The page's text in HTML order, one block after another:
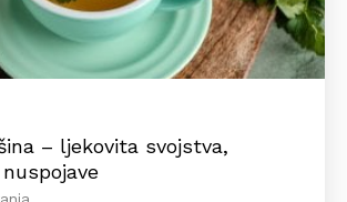
– ljekovita svojstva,